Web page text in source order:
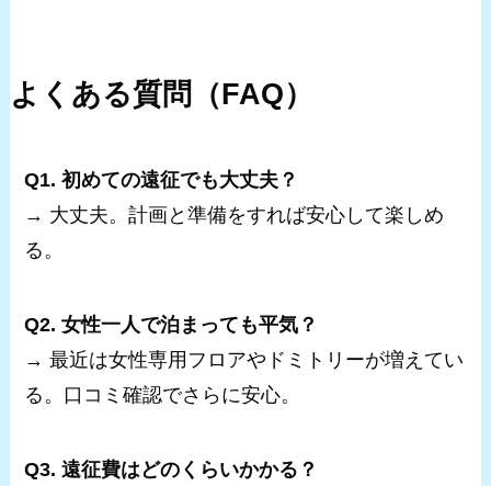
よくある質問（FAQ）
Q1. 初めての遠征でも大丈夫？
→ 大丈夫。計画と準備をすれば安心して楽しめ
る。
Q2. 女性一人で泊まっても平気？
→ 最近は女性専用フロアやドミトリーが増えてい
る。口コミ確認でさらに安心。
Q3. 遠征費はどのくらいかかる？